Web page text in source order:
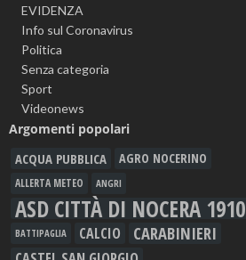
EVIDENZA
Info sul Coronavirus
Politica
Senza categoria
Sport
Videonews
Argomenti popolari
ACQUA PUBBLICA AGRO NOCERINO
ALLERTA METEO ANGRI
ASD CITTÀ DI NOCERA 1910
BATTIPAGLIA CALCIO CARABINIERI